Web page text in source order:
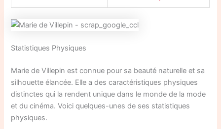
Statistiques Physiques
Marie de Villepin est connue pour sa beauté naturelle et sa
silhouette élancée. Elle a des caractéristiques physiques
distinctes qui la rendent unique dans le monde de la mode
et du cinéma. Voici quelques-unes de ses statistiques
physiques.